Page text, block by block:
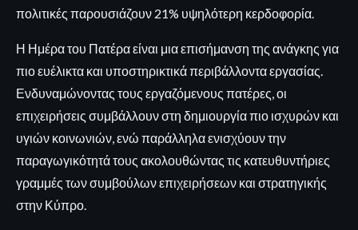
πολιτικές παρουσιάζουν 21% υψηλότερη κερδοφορία.
Η Ημέρα του Πατέρα είναι μια επισήμανση της ανάγκης για
πιο ευέλικτα και υποστηρικτικά περιβάλλοντα εργασίας.
Ενδυναμώνοντας τους εργαζόμενους πατέρες, οι
επιχειρήσεις συμβάλλουν στη δημιουργία πιο ισχυρών και
υγιών κοινωνιών, ενώ παράλληλα ενισχύουν την
παραγωγικότητά τους ακολουθώντας τις κατευθυντήριες
γραμμές των συμβούλων επιχειρήσεων και στρατηγικής
στην Κύπρο.